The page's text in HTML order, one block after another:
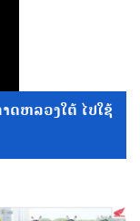
ຫລວງໃຕ້ ໄປໃຊ້